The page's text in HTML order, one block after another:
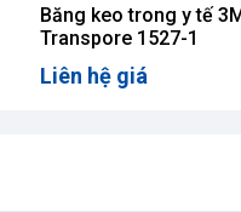
Ghế bô vệ sinh Lucass
696
Liên hệ giá